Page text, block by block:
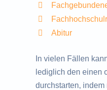
Abitur
In vielen Fällen
lediglich den einen
durchstarten,